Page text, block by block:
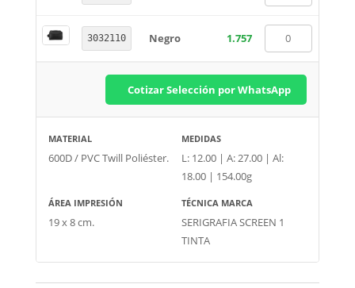
3032110 Negro 1.757
Cotizar Selección por WhatsApp
MATERIAL
600D / PVC Twill Poliéster.
MEDIDAS
L: 12.00 | A: 27.00 | Al:
18.00 | 154.00g
ÁREA IMPRESIÓN
19 x 8 cm.
TÉCNICA MARCA
SERIGRAFIA SCREEN 1
TINTA